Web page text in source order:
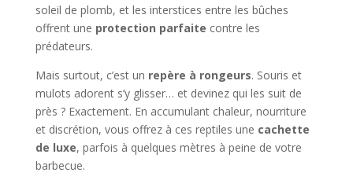
soleil de plomb, et les interstices entre les bûches
offrent une protection parfaite contre les
prédateurs.
Mais surtout, c’est un repère à rongeurs. Souris et
mulots adorent s’y glisser… et devinez qui les suit de
près ? Exactement. En accumulant chaleur, nourriture
et discrétion, vous offrez à ces reptiles une cachette
de luxe, parfois à quelques mètres à peine de votre
barbecue.